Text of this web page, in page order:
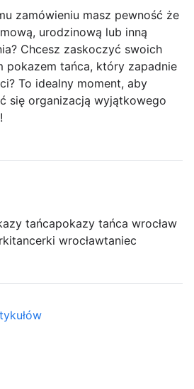
zamówieniu masz pewność że
urodzinową lub inną
Chcesz zaskoczyć swoich
pokazem tańca, który zapadnie
To idealny moment, aby
się organizacją wyjątkowego
tańcapokazy tańca wrocław
tancerki wrocławtaniec